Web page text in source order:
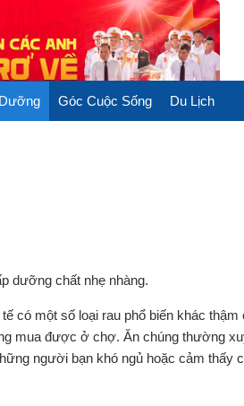
Góc Cuộc Sống Du Lịch
dưỡng chất nhẹ nhàng.
có một số loại rau phổ biến khác thậm
mua được ở chợ. Ăn chúng thường
người bạn khó ngủ hoặc cảm thấy